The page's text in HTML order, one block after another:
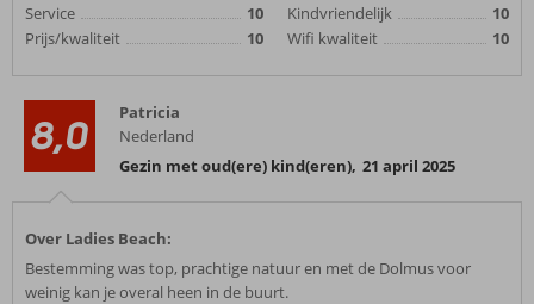
Service
10
Prijs/kwaliteit
10
Kindvriendelijk
10
Wifi kwaliteit
10
8,0
Patricia
Nederland
Gezin met oud(ere) kind(eren), 21 april 2025
Over Ladies Beach:
Bestemming was top, prachtige natuur en met de Dolmus voor
weinig kan je overal heen in de buurt.